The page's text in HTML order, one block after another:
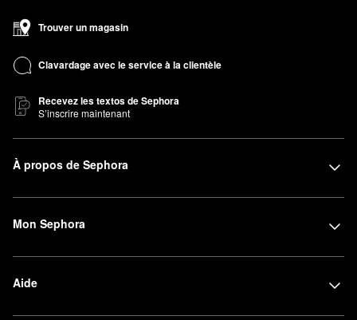
Trouver un magasin
Clavardage avec le service à la clientèle
Recevez les textos de Sephora
S’inscrire maintenant
À propos de Sephora
Mon Sephora
Aide